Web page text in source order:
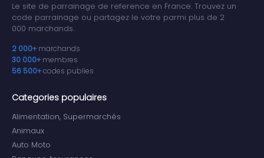
Le site de parrainage de reference en France. Trouvez un
code parrainage ou partagez le votre parmi plus de 2
000 marchands.
2 000+ marchands
30 000+ membres
56 500+codes publies
Categories populaires
Alimentation, Supermarchés
Animaux
Auto Moto